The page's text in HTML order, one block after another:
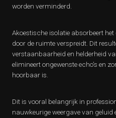
worden verminderd.
Akoestische isolatie absorbeert
door de ruimte verspreidt. Dit
verstaanbaarheid en helderheid
elimineert ongewenste echo’s en
hoorbaar is.
Dit is vooral belangrijk in
nauwkeurige weergave van geluid